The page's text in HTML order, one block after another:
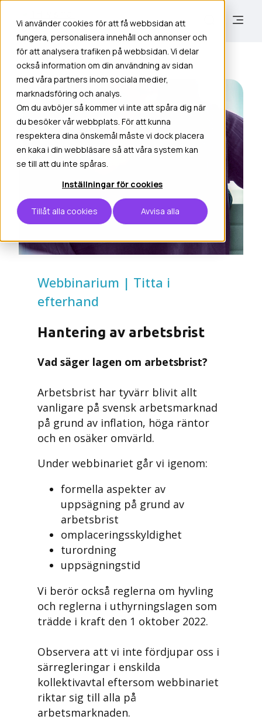
Vi använder cookies för att få webbsidan att
fungera, personalisera innehåll och annonser och
för att analysera trafiken på webbsidan. Vi delar
också information om din användning av sidan
med våra partners inom sociala medier,
marknadsföring och analys.
Om du avböjer så kommer vi inte att spåra dig när
du besöker vår webbplats. För att kunna
respektera dina önskemål måste vi dock placera
en kaka i din webbläsare så att våra system kan
se till att du inte spåras.
Inställningar för cookies
Tillåt alla cookies Avvisa alla
Webbinarium | Titta i
efterhand
Hantering av arbetsbrist
Vad säger lagen om arbetsbrist?
Arbetsbrist har tyvärr blivit allt
vanligare på svensk arbetsmarknad
på grund av inflation, höga räntor
och en osäker omvärld.
Under webbinariet går vi igenom:
formella aspekter av
uppsägning på grund av
arbetsbrist
omplaceringsskyldighet
turordning
uppsägningstid
Vi berör också reglerna om hyvling
och reglerna i uthyrningslagen som
trädde i kraft den 1 oktober 2022.
Observera att vi inte fördjupar oss i
särregleringar i enskilda
kollektivavtal eftersom webbinariet
riktar sig till alla på
arbetsmarknaden.